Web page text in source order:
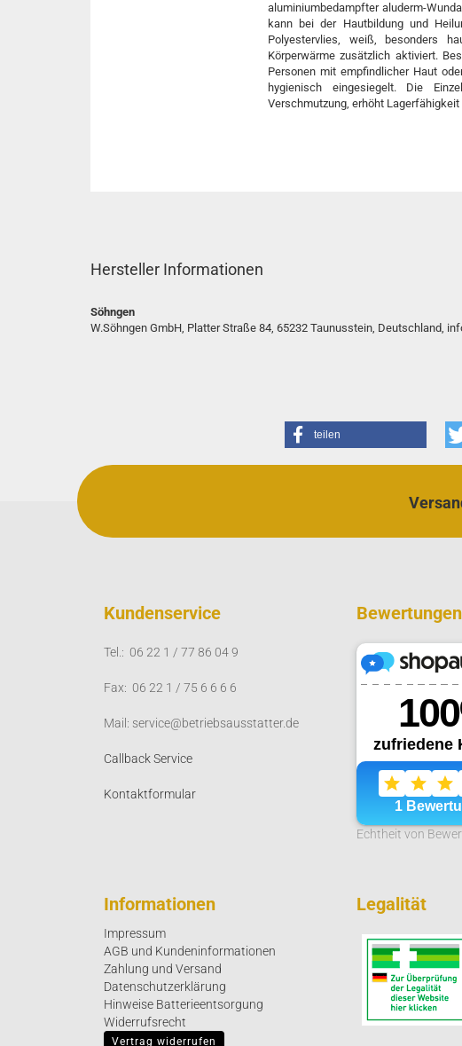
aluminiumbedampfter aluderm-
kann bei der Hautbildung und
Polyestervlies, weiß, besonders
Körperwärme zusätzlich aktiviert.
Personen mit empfindlicher Haut
hygienisch eingesiegelt. Die
Verschmutzung, erhöht
Hersteller Informationen
Söhngen
W.Söhngen GmbH, Platter Straße 84, 65232 Taunusstein, Deutschland,
teilen
Kundenservice
Tel.: 06 22 1 / 77 86 04 9
Fax: 06 22 1 / 75 6 6 6 6
Mail: service@betriebsausstatter.de
Callback Service
Kontaktformular
Bewertungen
Echtheit von
Informationen
Impressum
AGB und Kundeninformationen
Zahlung und Versand
Datenschutzerklärung
Hinweise Batterieentsorgung
Widerrufsrecht
Vertrag widerrufen
Legalität